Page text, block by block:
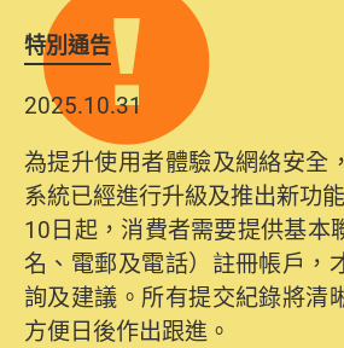
特別通告
2025.10.31
為提升使用者體驗及網絡安全
系統已經進行升級及推出新功
10日起，消費者需要提供基本
名、電郵及電話）註冊帳戶，
詢及建議。所有提交紀錄將清
方便日後作出跟進。